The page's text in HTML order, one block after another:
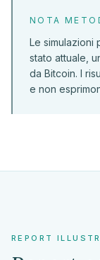
NOTA
Le simulazioni
stato attuale,
da Bitcoin. I
e non
REPORT